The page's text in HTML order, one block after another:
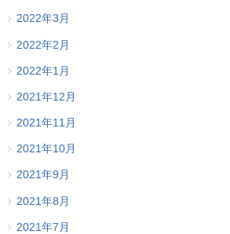
2022年3月
2022年2月
2022年1月
2021年12月
2021年11月
2021年10月
2021年9月
2021年8月
2021年7月